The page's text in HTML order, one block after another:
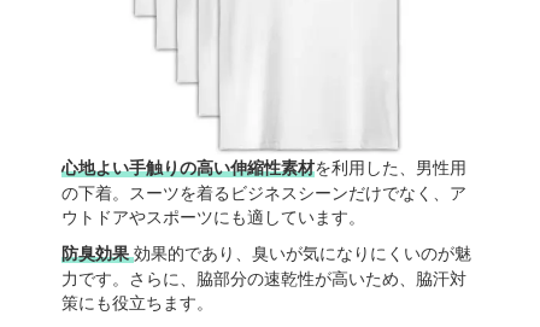
心地よい手触りの高い伸縮性素材を利用した、男性用
の下着。スーツを着るビジネスシーンだけでなく、ア
ウトドアやスポーツにも適しています。
防臭効果効果的であり、臭いが気になりにくいのが魅
力です。さらに、脇部分の速乾性が高いため、脇汗対
策にも役立ちます。